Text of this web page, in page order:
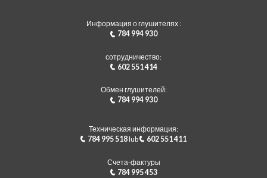
Информация о глушителях :
784 994 930
сотрудничество:
602 551 414
Обмен глушителей:
784 994 930
Техническая информация:
784 995 518lub 602 551 411
Счета-фактуры
784 995 453